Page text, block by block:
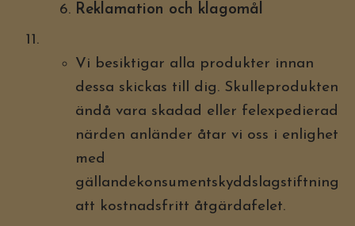
Reklamation och klagomål
Vi besiktigar alla produkter innan
dessa skickas till dig. Skulleprodukten
ändå vara skadad eller felexpedierad
närden anländer åtar vi oss i enlighet
med
gällandekonsumentskyddslagstiftning
att kostnadsfritt åtgärdafelet.